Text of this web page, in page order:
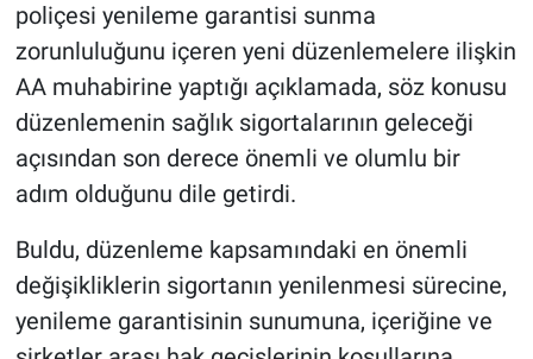
poliçesi yenileme garantisi sunma
zorunluluğunu içeren yeni düzenlemelere ilişkin
AA muhabirine yaptığı açıklamada, söz konusu
düzenlemenin sağlık sigortalarının geleceği
açısından son derece önemli ve olumlu bir
adım olduğunu dile getirdi.
Buldu, düzenleme kapsamındaki en önemli
değişikliklerin sigortanın yenilenmesi sürecine,
yenileme garantisinin sunumuna, içeriğine ve